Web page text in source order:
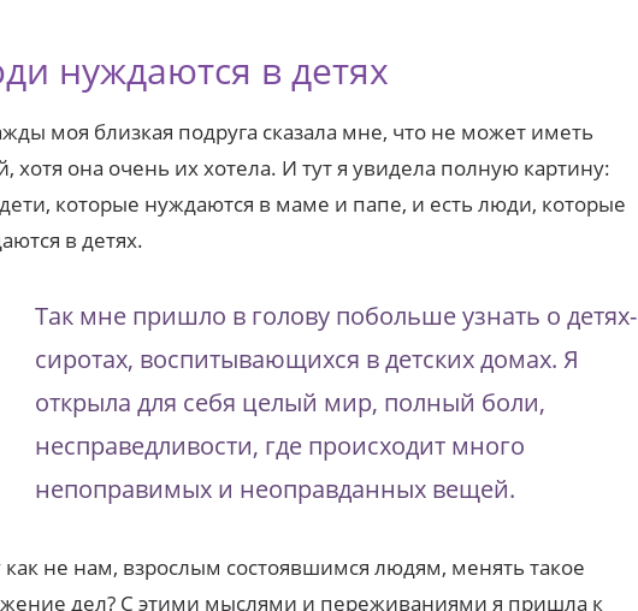
нуждаются в детях
моя близкая подруга сказала мне, что не может иметь
хотя она очень их хотела. И тут я увидела полную картину:
которые нуждаются в маме и папе, и есть люди, которые
в детях.
Так мне пришло в голову побольше узнать о детях-
сиротах, воспитывающихся в детских домах. Я
открыла для себя целый мир, полный боли,
несправедливости, где происходит много
непоправимых и неоправданных вещей.
не нам, взрослым состоявшимся людям, менять такое
дел? С этими мыслями и переживаниями я пришла к